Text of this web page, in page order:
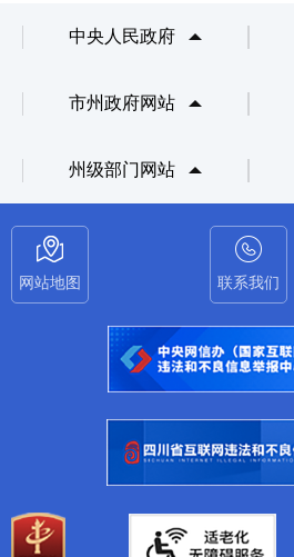
中央人民政府
市州政府网站
州级部门网站
网站地图 联系我们